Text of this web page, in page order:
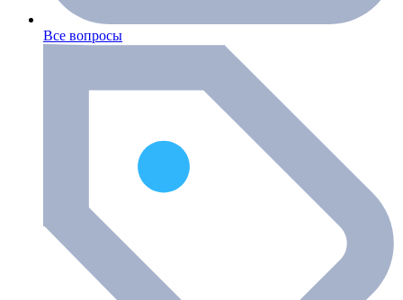
Все вопросы